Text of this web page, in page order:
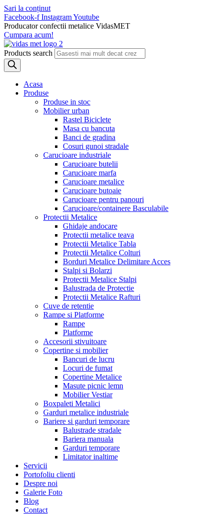
Sari la conținut
Facebook-f InstagramYoutube
Producator confectii metalice VidasMET
Cumpara acum!
Products search
Acasa
Produse
Produse in stoc
Mobilier urban
Rastel Biciclete
Masa cu bancuta
Banci de gradina
Cosuri gunoi stradale
Carucioare industriale
Carucioare butelii
Carucioare marfa
Carucioare metalice
Carucioare butoaie
Carucioare pentru panouri
Carucioare/containere Basculabile
Protectii Metalice
Ghidaje andocare
Protectii metalice teava
Protectii Metalice Tabla
Protectii Metalice Colturi
Borduri Metalice Delimitare Acces
Stalpi si Bolarzi
Protectii Metalice Stalpi
Balustrada de Protectie
Protectii Metalice Rafturi
Cuve de retentie
Rampe si Platforme
Rampe
Platforme
Accesorii stivuitoare
Copertine si mobilier
Bancuri de lucru
Locuri de fumat
Copertine Metalice
Masute picnic lemn
Mobilier Vestiar
Boxpaleti Metalici
Garduri metalice industriale
Bariere si garduri temporare
Balustrade stradale
Bariera manuala
Garduri temporare
Limitator inaltime
Servicii
Portofoliu clienti
Despre noi
Galerie Foto
Blog
Contact